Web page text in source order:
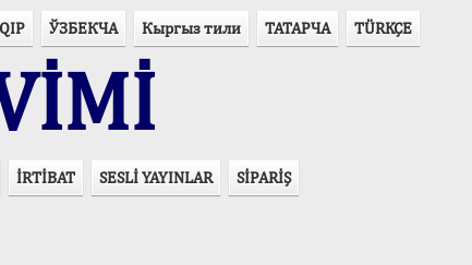
ЎЗБЕКЧА Кыргыз тили ТАТАРЧА TÜRKÇE
İRTİBAT SESLİ YAYINLAR SİPARİŞ